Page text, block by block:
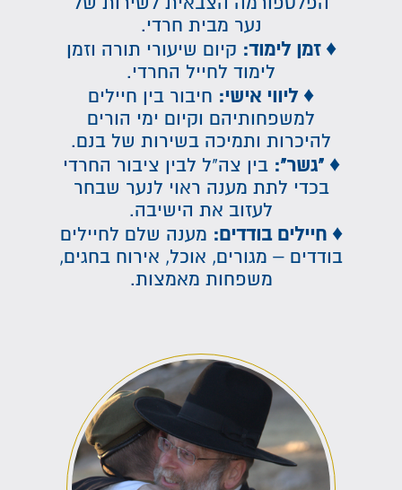
נער מבית חרדי.
♦זמן לימוד: קיום שיעורי תורה וזמן
לימוד לחייל החרדי.
♦ליווי אישי: חיבור בין חיילים
למשפחותיהם וקיום ימי הורים
להיכרות ותמיכה בשירות של בנם.
♦"גשר": בין צה"ל לבין ציבור החרדי
בכדי לתת מענה ראוי לנער שבחר
לעזוב את הישיבה.
♦חיילים בודדים: מענה שלם לחיילים
בודדים – מגורים, אוכל, אירוח בחגים,
משפחות מאמצות.